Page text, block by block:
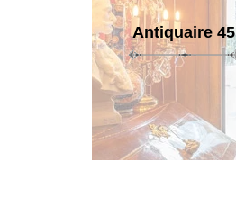
Antiquaire 45